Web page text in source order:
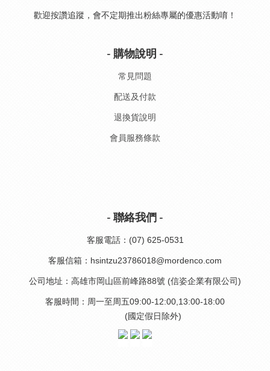
歡迎按讚追蹤，會不定期推出粉絲專屬的優惠活動唷！
- 購物說明 -
常見問題
配送及付款
退換貨說明
會員服務條款
- 聯絡我們 -
客服電話：(07) 625-0531
客服信箱：hsintzu23786018@mordenco.com
公司地址：高雄市岡山區前峰路88號 (信姿企業有限公司)
客服時間：周一至周五09:00-12:00,13:00-18:00
(國定假日除外)